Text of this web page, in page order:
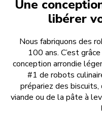
Une
libérer
Nous fabriquons des
100 ans. C’est
conception arrondie
#1 de robots
prépariez des biscuits,
viande ou de la pâte à